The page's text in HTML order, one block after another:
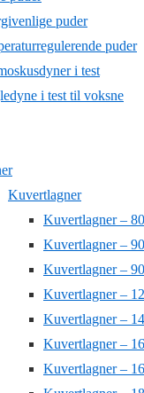
puder
puder
i test
i test til voksne
Kuvertlagner
Kuvertlagner –
Kuvertlagner –
Kuvertlagner –
Kuvertlagner –
Kuvertlagner –
Kuvertlagner –
Kuvertlagner –